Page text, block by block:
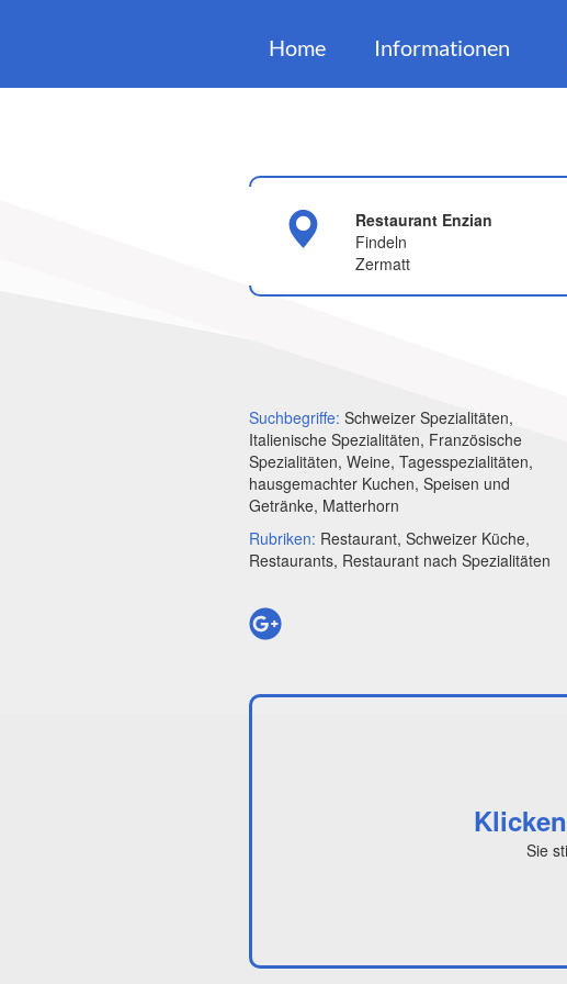
Home Informationen
Restaurant Enzian
Findeln
Zermatt
Suchbegriffe: Schweizer Spezialitäten,
Italienische Spezialitäten, Französische
Spezialitäten, Weine, Tagesspezialitäten,
hausgemachter Kuchen, Speisen und
Getränke, Matterhorn
Rubriken: Restaurant, Schweizer Küche,
Restaurants, Restaurant nach Spezialitäten
Sie